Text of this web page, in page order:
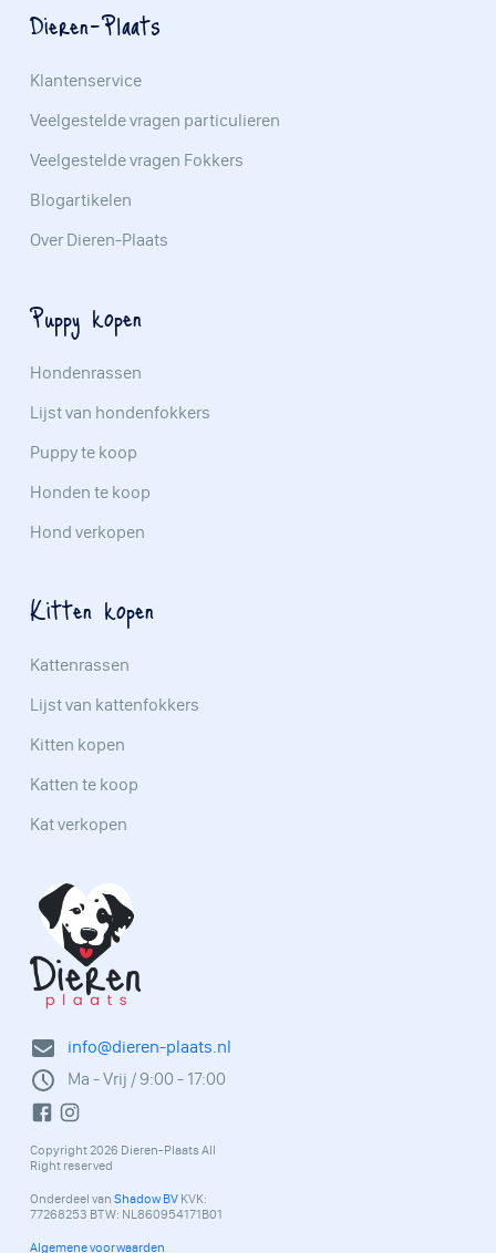
info@dieren-plaats.nl
Ma - Vrij / 9:00 - 17:00
Copyright 2026 Dieren-Plaats All
Right reserved
Onderdeel van Shadow BV KVK:
77268253 BTW: NL860954171B01
Algemene voorwaarden
Dieren-Plaats
Klantenservice
Veelgestelde vragen particulieren
Veelgestelde vragen Fokkers
Blogartikelen
Over Dieren-Plaats
Puppy kopen
Hondenrassen
Lijst van hondenfokkers
Puppy te koop
Honden te koop
Hond verkopen
Kitten kopen
Kattenrassen
Lijst van kattenfokkers
Kitten kopen
Katten te koop
Kat verkopen